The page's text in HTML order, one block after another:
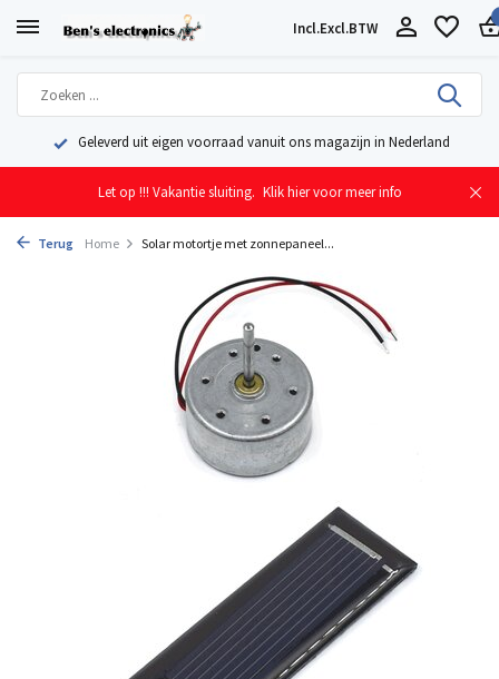
Incl.Excl.BTW
Geleverd uit eigen voorraad vanuit ons magazijn in Nederland
Let op !!! Vakantie sluiting. Klik hier voor meer info
Terug Home Solar motortje met zonnepaneel...